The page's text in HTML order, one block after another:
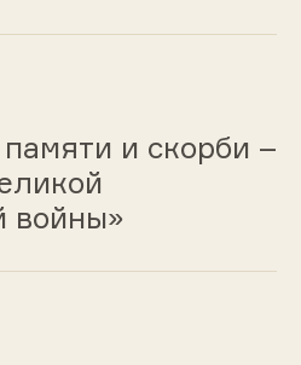
и скорби –
войны»